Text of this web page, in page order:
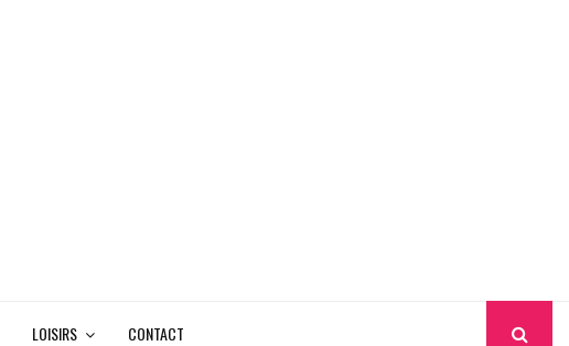
LOISIRS CONTACT